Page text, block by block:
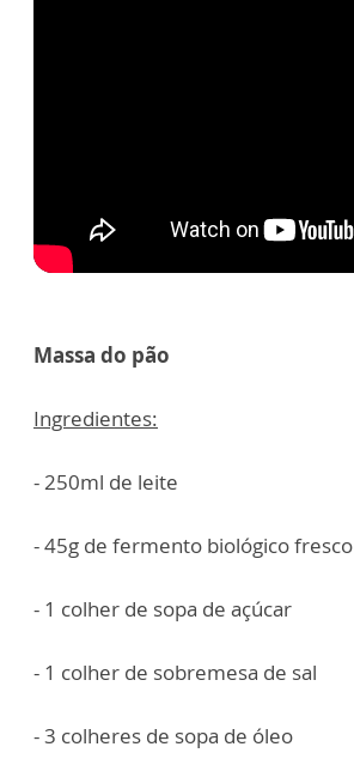
Massa do pão
Ingredientes:
- 250ml de leite
- 45g de fermento biológico fresco
- 1 colher de sopa de açúcar
- 1 colher de sobremesa de sal
- 3 colheres de sopa de óleo